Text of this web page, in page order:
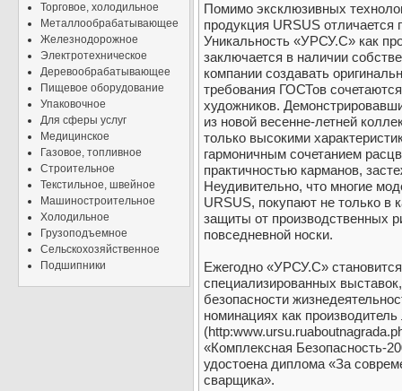
Торговое, холодильное
Металлообрабатывающее
Железнодорожное
Электротехническое
Деревообрабатывающее
Пищевое оборудование
Упаковочное
Для сферы услуг
Медицинское
Газовое, топливное
Строительное
Текстильное, швейное
Машиностроительное
Холодильное
Грузоподъемное
Сельскохозяйственное
Подшипники
Помимо эксклюзивных
продукция URSUS
Уникальность «УРСУ.С» как
заключается в наличии
компании создавать
требования ГОСТов
художников.
из новой весенне-летней
только высокими
гармоничным сочетанием
практичностью карманов,
Неудивительно, что многие
URSUS, покупают не только в
защиты от производственных
повседневной носки.
Ежегодно «УРСУ.С»
специализированных
безопасности
номинациях как
«Комплексная Безопасность-
удостоена диплома «За
сварщика».